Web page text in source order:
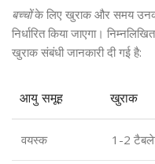
बच्चोंके लिए खुराक और समय
निर्धारित किया जाएगा।
खुराक संबंधी जानकारी दी गई है:
आयु समूह खुराक
वयस्क 1-2